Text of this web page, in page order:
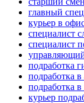
главный
курьер в
специалист
специалист
подработка
подработка в
подработка в
курьер